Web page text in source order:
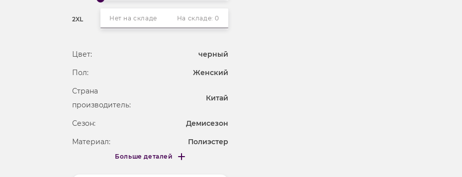
2XL Нет на складе На складе: 0
Цвет: черный
Пол: Женский
Страна
производитель:
Китай
Сезон: Демисезон
Материал:
Полиэстер
Длина рукава
без рукавов
Больше деталей
Меньше деталей